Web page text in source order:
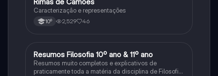
Português
Rimas de Camões
Caracterização e representações
10º 2,529 46
Filosofia
Resumos Filosofia 10º ano & 11º ano
Resumos muito completos e explicativos de
praticamente toda a matéria da disciplina de Filosofia